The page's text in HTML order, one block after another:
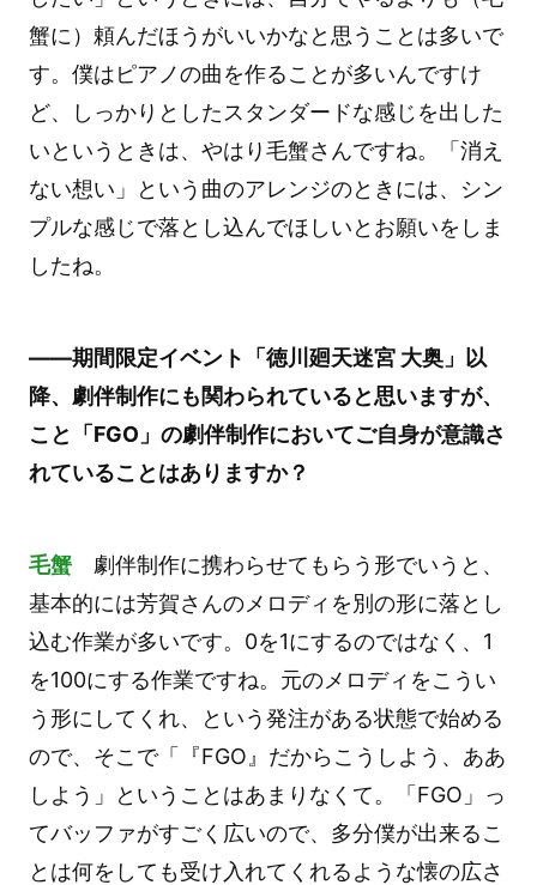
蟹に）頼んだほうがいいかなと思うことは多いで
す。僕はピアノの曲を作ることが多いんですけ
ど、しっかりとしたスタンダードな感じを出した
いというときは、やはり毛蟹さんですね。「消え
ない想い」という曲のアレンジのときには、シン
プルな感じで落とし込んでほしいとお願いをしま
したね。
――期間限定イベント「徳川廻天迷宮 大奥」以
降、劇伴制作にも関わられていると思いますが、
こと「FGO」の劇伴制作においてご自身が意識さ
れていることはありますか？
毛蟹劇伴制作に携わらせてもらう形でいうと、
基本的には芳賀さんのメロディを別の形に落とし
込む作業が多いです。0を1にするのではなく、1
を100にする作業ですね。元のメロディをこうい
う形にしてくれ、という発注がある状態で始める
ので、そこで「『FGO』だからこうしよう、ああ
しよう」ということはあまりなくて。「FGO」っ
てバッファがすごく広いので、多分僕が出来るこ
とは何をしても受け入れてくれるような懐の広さ